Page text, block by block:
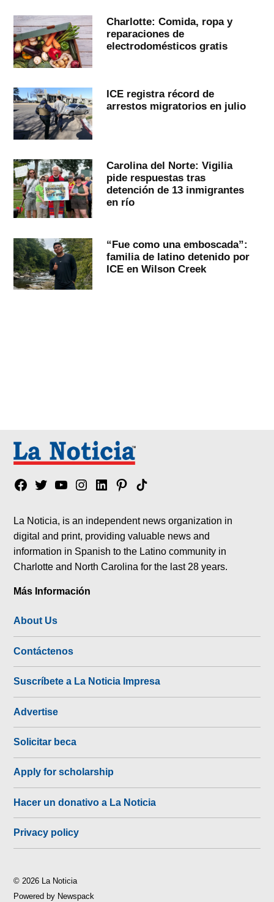
Charlotte: Comida, ropa y
reparaciones de
electrodomésticos gratis
ICE registra récord de
arrestos migratorios en julio
Carolina del Norte: Vigilia
pide respuestas tras
detención de 13 inmigrantes
en río
“Fue como una emboscada”:
familia de latino detenido por
ICE en Wilson Creek
Facebook
TwitterYouTubeInstagram
LinkedinPinterest
Tik
La Noticia, is an independent news organization in
digital and print, providing valuable news and
information in Spanish to the Latino community in
Charlotte and North Carolina for the last 28 years.
Más Información
About Us
Contáctenos
Suscríbete a La Noticia Impresa
Advertise
Solicitar beca
Apply for scholarship
Hacer un donativo a La Noticia
Privacy policy
© 2026 La Noticia
Powered by Newspack